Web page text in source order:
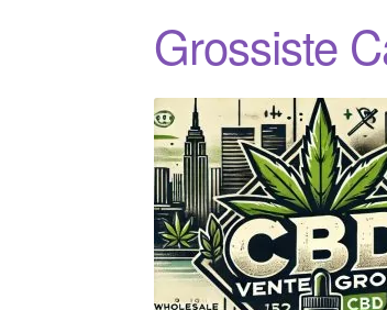
Grossiste